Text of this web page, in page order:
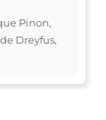
Pinon,
Dreyfus,